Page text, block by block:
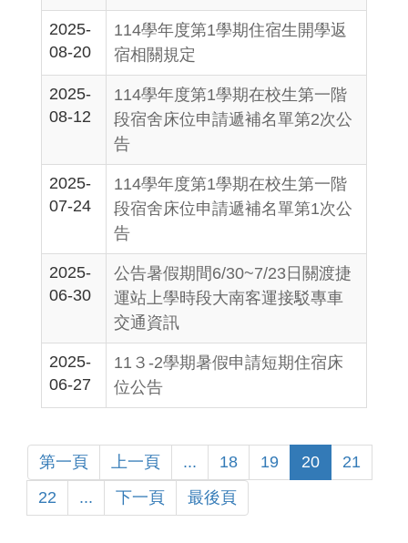
2025-
08-20
114學年度第1學期住宿生開學返
宿相關規定
2025-
08-12
114學年度第1學期在校生第一階
段宿舍床位申請遞補名單第2次公
告
2025-
07-24
114學年度第1學期在校生第一階
段宿舍床位申請遞補名單第1次公
告
2025-
06-30
公告暑假期間6/30~7/23日關渡捷
運站上學時段大南客運接駁專車
交通資訊
2025-
06-27
11３-2學期暑假申請短期住宿床
位公告
第一頁 上一頁 ... 18 19 20
21
22
... 下一頁 最後頁